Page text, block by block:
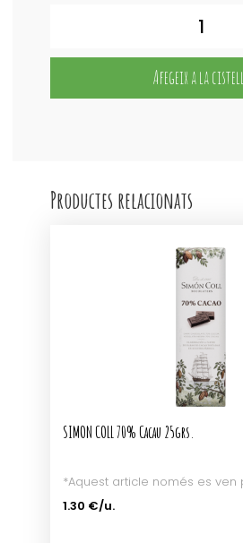
SIMON
Afegeix a la
Productes relacionats
SIMON COLL 70% Cacau 25grs.
*Aquest article només es ven
1.30 €/u.